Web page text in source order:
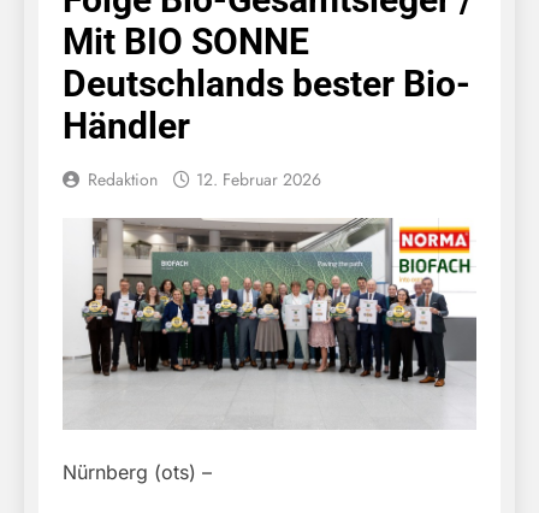
Mit BIO SONNE
Deutschlands bester Bio-
Händler
Redaktion 12. Februar 2026
Nürnberg (ots) –